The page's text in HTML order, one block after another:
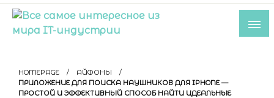
Skip
content
индустрии
HOMEPAGE
АЙФОНЫ
ПРИЛОЖЕНИЕ ДЛЯ ПОИСКА НАУШНИКОВ ДЛЯ IPHONE —
ПРОСТОЙ И ЭФФЕКТИВНЫЙ СПОСОБ НАЙТИ ИДЕАЛЬНЫЕ